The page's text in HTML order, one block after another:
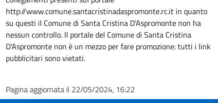
http://www.comune.santacristinadaspromonte.rc.it in quanto
su questi il Comune di Santa Cristina D'Aspromonte non ha
nessun controllo. Il portale del Comune di Santa Cristina
D'Aspromonte non è un mezzo per fare promozione: tutti i link
pubblicitari sono vietati.
Pagina aggiornata il 22/05/2024, 16:22